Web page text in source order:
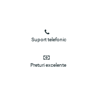
Suport telefonic
Preturi excelente